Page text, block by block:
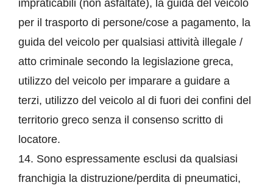
impraticabili (non asfaltate), la guida del veicolo
per il trasporto di persone/cose a pagamento, la
guida del veicolo per qualsiasi attività illegale /
atto criminale secondo la legislazione greca,
utilizzo del veicolo per imparare a guidare a
terzi, utilizzo del veicolo al di fuori dei confini del
territorio greco senza il consenso scritto di
locatore.
14. Sono espressamente esclusi da qualsiasi
franchigia la distruzione/perdita di pneumatici,